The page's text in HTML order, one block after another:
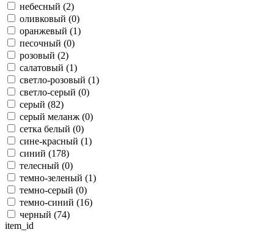
небесный (2)
оливковый (0)
оранжевый (1)
песочный (0)
розовый (2)
салатовый (1)
светло-розовый (1)
светло-серый (0)
серый (82)
серый меланж (0)
сетка белый (0)
сине-красный (1)
синий (178)
телесный (0)
темно-зеленый (1)
темно-серый (0)
темно-синий (16)
черный (74)
item_id